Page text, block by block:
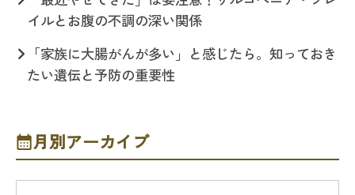
イルとお腹の不調の深い関係
「家族に大腸がんが多い」と感じたら。知っておき
たい遺伝と予防の重要性
月別アーカイブ